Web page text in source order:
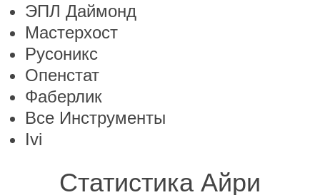
ЭПЛ Даймонд
Мастерхост
Русоникс
Опенстат
Фаберлик
Все Инструменты
Ivi
Статистика Айри